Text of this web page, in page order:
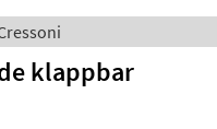
klappbar